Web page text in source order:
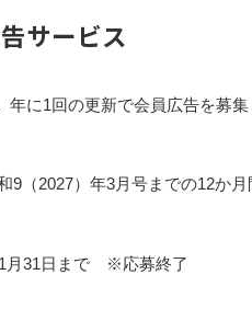
サービス
年に1回の更新で会員広告を募
9（2027）年3月号までの12か月
月31日まで ※応募終了